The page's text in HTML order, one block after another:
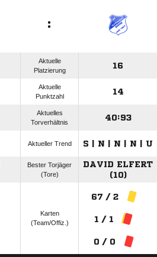
:
Aktuelle
Platzierung
16
Aktuelle
Punktzahl
14
Aktuelles
Torverhältnis
40:93
Aktueller Trend S | N | N | N | U
Bester Torjäger
(Tore)
DAVID ELFERT
(10)
Karten
(Team/Offiz.)
67 / 2
1 / 1
0 / 0